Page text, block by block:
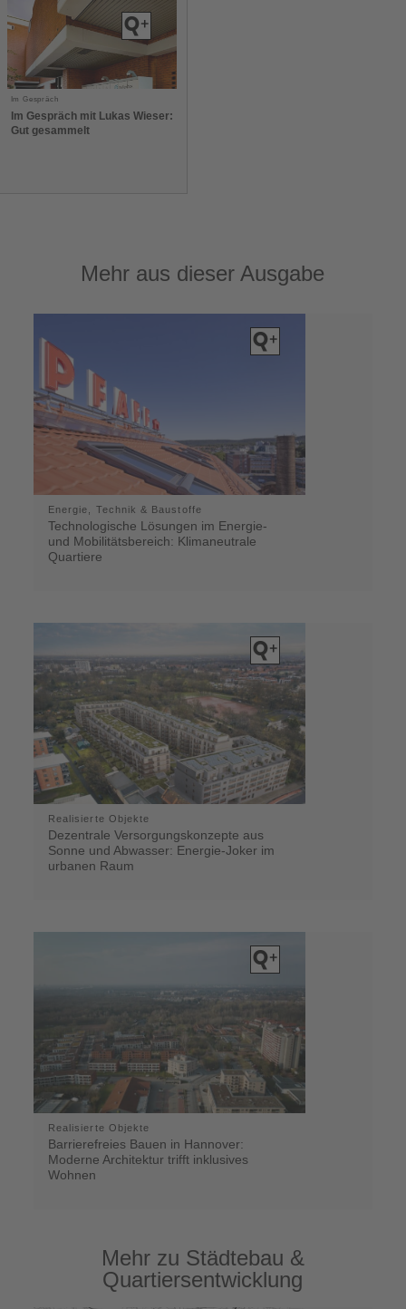
Im Gespräch
Im Gespräch mit Lukas Wieser:
Gut gesammelt
Mehr aus dieser Ausgabe
Energie, Technik & Baustoffe
Technologische Lösungen im Energie-
und Mobilitätsbereich: Klimaneutrale
Quartiere
Realisierte Objekte
Dezentrale Versorgungskonzepte aus
Sonne und Abwasser: Energie-Joker im
urbanen Raum
Realisierte Objekte
Barrierefreies Bauen in Hannover:
Moderne Architektur trifft inklusives
Wohnen
Mehr zu Städtebau &
Quartiersentwicklung